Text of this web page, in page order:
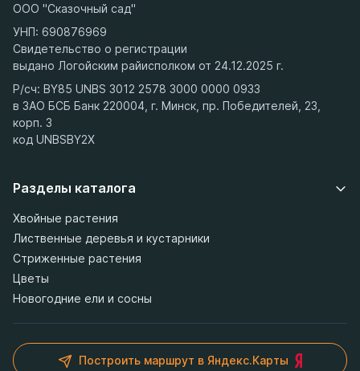
ООО "Сказочный сад"
УНП: 690876969
Свидетельство о регистрации
выдано Логойским райисполком от 24.12.2025 г.
Р/сч: BY85 UNBS 3012 2578 3000 0000 0933
в ЗАО БСБ Банк 220004, г. Минск, пр. Победителей, 23,
корп. 3
код UNBSBY2X
Разделы каталога
Хвойные растения
Лиственные деревья и кустарники
Стриженные растения
Цветы
Новогодние ели и сосны
Построить маршрут в Яндекс.Карты